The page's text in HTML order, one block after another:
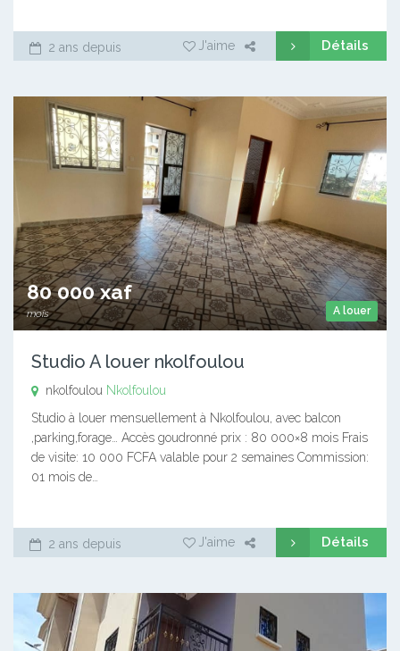
2 ans depuis J'aime Détails
A louer
80 000 xaf
mois
Studio A louer nkolfoulou
nkolfoulou Nkolfoulou
Studio à louer mensuellement à Nkolfoulou, avec balcon
,parking,forage… Accès goudronné prix : 80 000×8 mois Frais
de visite: 10 000 FCFA valable pour 2 semaines Commission:
01 mois de…
2 ans depuis J'aime Détails